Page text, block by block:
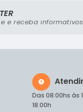
Das 08:00hs às
18:00h
e receba informativos